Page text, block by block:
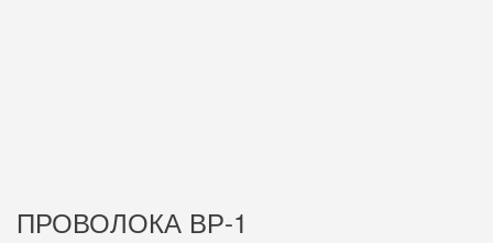
ПРОВОЛОКА ВР-1